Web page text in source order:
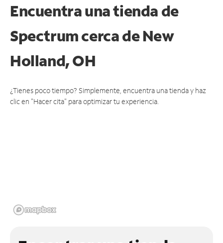
Encuentra una tienda de
Spectrumcerca de New
Holland, OH
¿Tienes poco tiempo? Simplemente, encuentra una tienda y haz
clic en "Hacer cita" para optimizar tu experiencia.